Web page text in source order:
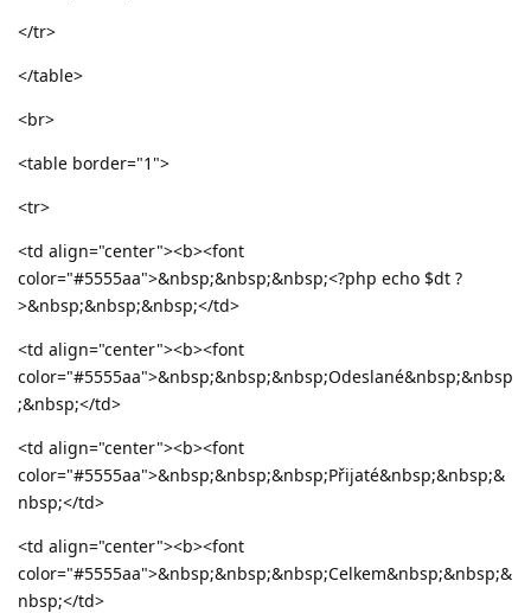
</tr>
</table>
<br>
<table border="1">
<tr>
<td align="center"><b><font
color="#5555aa">&nbsp;&nbsp;&nbsp;<?php echo $dt ?
>&nbsp;&nbsp;&nbsp;</td>
<td align="center"><b><font
color="#5555aa">&nbsp;&nbsp;&nbsp;Odeslané&nbsp;&nbsp
;&nbsp;</td>
<td align="center"><b><font
color="#5555aa">&nbsp;&nbsp;&nbsp;Přijaté&nbsp;&nbsp;&
nbsp;</td>
<td align="center"><b><font
color="#5555aa">&nbsp;&nbsp;&nbsp;Celkem&nbsp;&nbsp;&
nbsp;</td>